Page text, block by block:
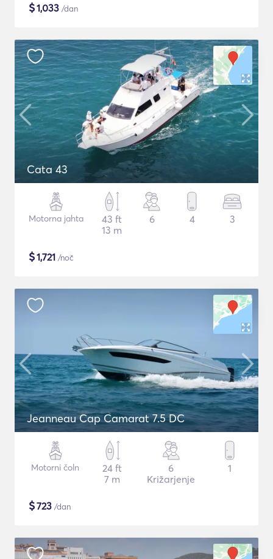
$1,033 /dan
Cata 43
Motorna jahta
43 ft
13 m
6 4 3
$1,721 /noč
Jeanneau Cap Camarat 7.5 DC
Motorni čoln
24 ft
7 m
6
Križarjenje
1
$723 /dan